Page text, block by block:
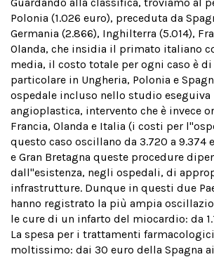
Polonia (1.026 euro), preceduta da
Germania (2.866), Inghilterra (5.014),
Olanda, che insidia il primato italiano
media, il costo totale per ogni caso è di
particolare in Ungheria, Polonia e
ospedale incluso nello studio
angioplastica, intervento che è invece
Francia, Olanda e Italia (i costi per
questo caso oscillano da 3.720 a 9.374
e Gran Bretagna queste procedure
dall''esistenza, negli ospedali, di
infrastrutture. Dunque in questi due
hanno registrato la più ampia
le cure di un infarto del miocardio: da
La spesa per i trattamenti
moltissimo: dai 30 euro della Spagna ai